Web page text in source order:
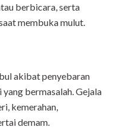
berbicara, serta
membuka mulut.
akibat penyebaran
bermasalah. Gejala
kemerahan,
demam.